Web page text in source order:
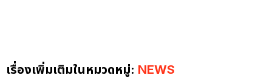
เรื่องเพิ่มเติมในหมวดหมู่: NEWS